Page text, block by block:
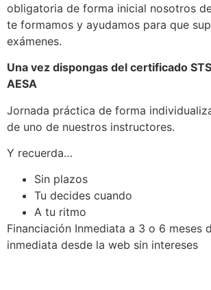
obligatoria de forma inicial nosotros
te formamos y ayudamos para que
exámenes.
Una vez dispongas del certificado
AESA
Jornada práctica de forma
de uno de nuestros instructores.
Y recuerda…
Sin plazos
Tu decides cuando
A tu ritmo
Financiación Inmediata a 3 o 6 meses
inmediata desde la web sin intereses